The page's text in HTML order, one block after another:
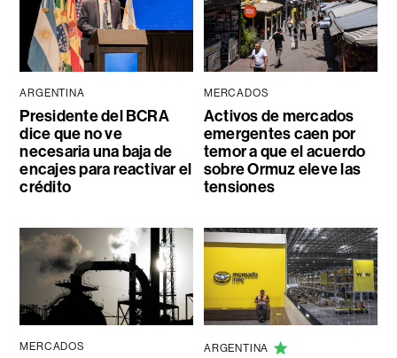
ARGENTINA
Presidente del BCRA
dice que no ve
necesaria una baja de
encajes para reactivar el
crédito
MERCADOS
Activos de mercados
emergentes caen por
temor a que el acuerdo
sobre Ormuz eleve las
tensiones
MERCADOS ARGENTINA